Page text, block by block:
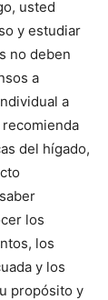
usted
y estudiar
no deben
a
a
del hígado,
los
los
y los
propósito y